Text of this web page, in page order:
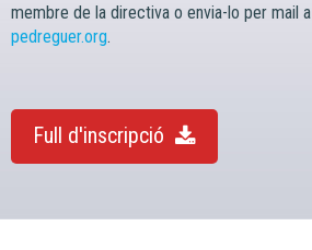
membre de la directiva o envia-lo per mail a
pedreguer.org.
Full d'inscripció